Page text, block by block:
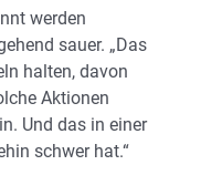
werden
sauer. „Das
halten, davon
Aktionen
Und das in einer
schwer hat.“